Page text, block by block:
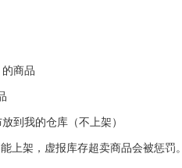
的商品
到我的仓库（不上架）
上架，虚报库存超卖商品会被惩罚